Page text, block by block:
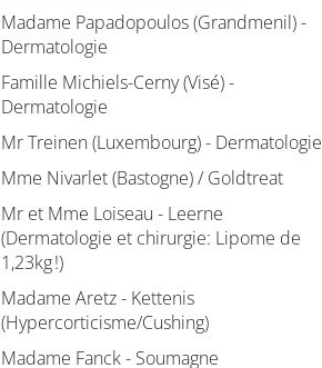
Madame Papadopoulos (Grandmenil) -
Dermatologie
Famille Michiels-Cerny (Visé) -
Dermatologie
Mr Treinen (Luxembourg) - Dermatologie
Mme Nivarlet (Bastogne) / Goldtreat
Mr et Mme Loiseau - Leerne
(Dermatologie et chirurgie: Lipome de
1,23kg !)
Madame Aretz - Kettenis
(Hypercorticisme/Cushing)
Madame Fanck - Soumagne